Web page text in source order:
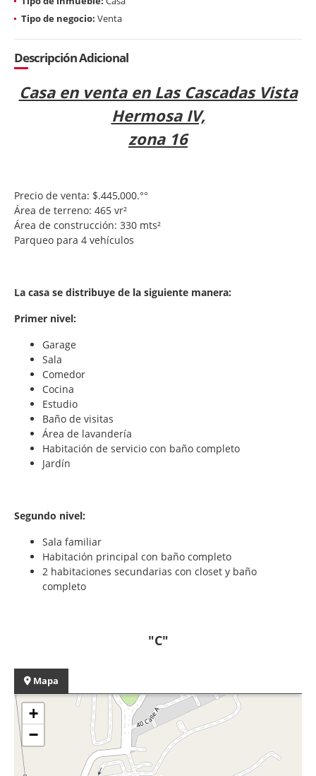
Tipo de negocio: Venta
Descripción Adicional
Casa en venta en Las Cascadas Vista
Hermosa IV,
zona 16
Precio de venta: $.445,000.°°
Área de terreno: 465 vr²
Área de construcción: 330 mts²
Parqueo para 4 vehículos
La casa se distribuye de la siguiente manera:
Primer nivel:
Garage
Sala
Comedor
Cocina
Estudio
Baño de visitas
Área de lavandería
Habitación de servicio con baño completo
Jardín
Segundo nivel:
Sala familiar
Habitación principal con baño completo
2 habitaciones secundarias con closet y baño
completo
"C"
Mapa
+
−